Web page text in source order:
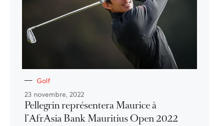
Golf
23 novembre, 2022
Pellegrin représentera Maurice à
l’AfrAsia Bank Mauritius Open 2022